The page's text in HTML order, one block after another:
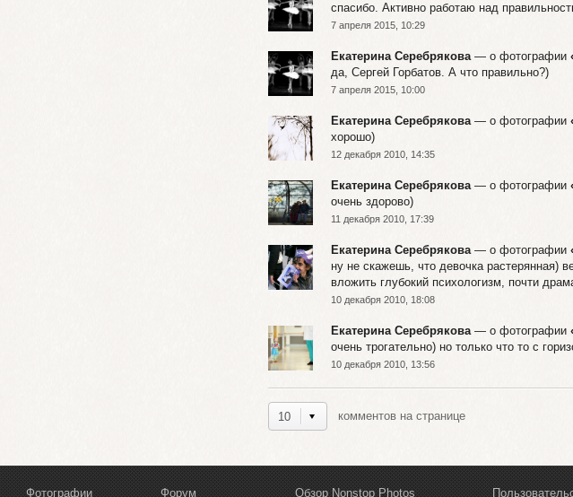
спасибо. Активно работаю над
7 апреля 2015, 10:29
Екатерина Серебрякова— о фотографии
да, Сергей Горбатов. А что правильно?)
7 апреля 2015, 10:00
Екатерина Серебрякова— о фотографии
хорошо)
12 декабря 2010, 14:35
Екатерина Серебрякова— о фотографии
очень здорово)
11 декабря 2010, 17:39
Екатерина Серебрякова— о фотографии
ну не скажешь, что девочка растерянная)
вложить глубокий психологизм, почти
10 декабря 2010, 18:08
Екатерина Серебрякова— о фотографии
очень трогательно) но только что то с
10 декабря 2010, 13:56
10 комментов на странице
Фотографии Форум Обзор Nonstop Photos